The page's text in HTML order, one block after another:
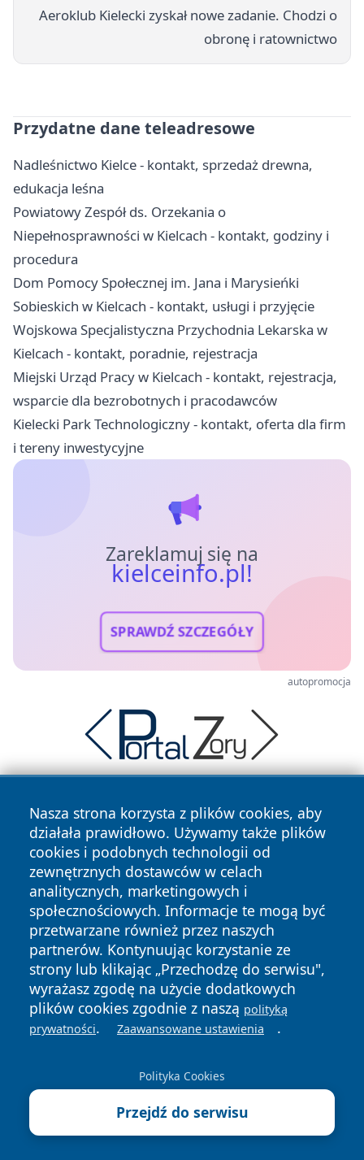
Aeroklub Kielecki zyskał nowe zadanie. Chodzi o
obronę i ratownictwo
Przydatne dane teleadresowe
Nadleśnictwo Kielce - kontakt, sprzedaż drewna,
edukacja leśna
Powiatowy Zespół ds. Orzekania o
Niepełnosprawności w Kielcach - kontakt, godziny i
procedura
Dom Pomocy Społecznej im. Jana i Marysieńki
Sobieskich w Kielcach - kontakt, usługi i przyjęcie
Wojskowa Specjalistyczna Przychodnia Lekarska w
Kielcach - kontakt, poradnie, rejestracja
Miejski Urząd Pracy w Kielcach - kontakt, rejestracja,
wsparcie dla bezrobotnych i pracodawców
Kielecki Park Technologiczny - kontakt, oferta dla firm
i tereny inwestycyjne
Zareklamuj się na
kielceinfo.pl!
SPRAWDŹ SZCZEGÓŁY
autopromocja
Nasza strona korzysta z plików cookies, aby
działała prawidłowo. Używamy także plików
cookies i podobnych technologii od
zewnętrznych dostawców w celach
analitycznych, marketingowych i
społecznościowych. Informacje te mogą być
przetwarzane również przez naszych
partnerów. Kontynuując korzystanie ze
strony lub klikając „Przechodzę do serwisu",
wyrażasz zgodę na użycie dodatkowych
plików cookies zgodnie z naszą polityką
prywatności. Zaawansowane ustawienia .
Polityka Cookies
Przejdź do serwisu
Copyright © 2026 kielceinfo.pl Wszystkie prawa zastrzeżone.
News Autorzy
Polityka
Prywatności
Polityka
Cookies